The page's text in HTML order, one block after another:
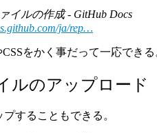
イルの作成 - GitHub Docs
ja/rep…
をかく事だって一応できる
ルのアップロード
することもできる。